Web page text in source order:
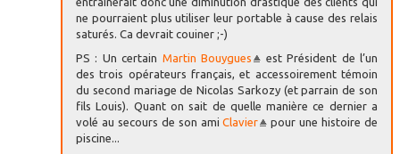
ne pourraient plus utiliser leur portable à cause des relais
saturés. Ca devrait couiner ;-)
PS : Un certain Martin Bouygues
est Président de l’un
des trois opérateurs français, et accessoirement témoin
du second mariage de Nicolas Sarkozy (et parrain de son
fils Louis). Quant on sait de quelle manière ce dernier a
volé au secours de son amiClavier
pour une histoire de
piscine...